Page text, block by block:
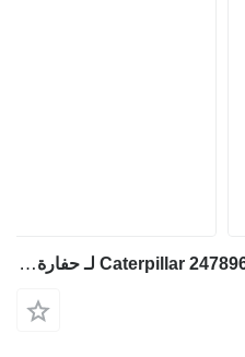
مضخة ذات تروس Caterpillar 2478968 - 2478918 لـ حفارة 365B 365C 365CL 374DL 365BII 365CLMH